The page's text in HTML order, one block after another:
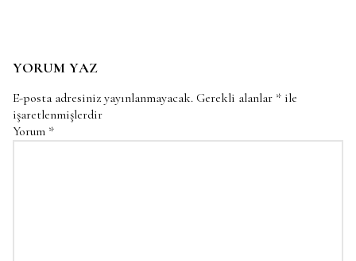
YORUM YAZ
E-posta adresiniz yayınlanmayacak. Gerekli alanlar * ile
işaretlenmişlerdir
Yorum *